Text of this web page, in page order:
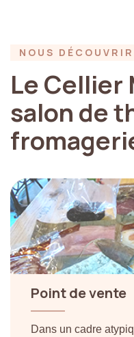
NOUS DÉCOUVRIR
LeCellier
salon de
Pointdevente
Dans un cadre